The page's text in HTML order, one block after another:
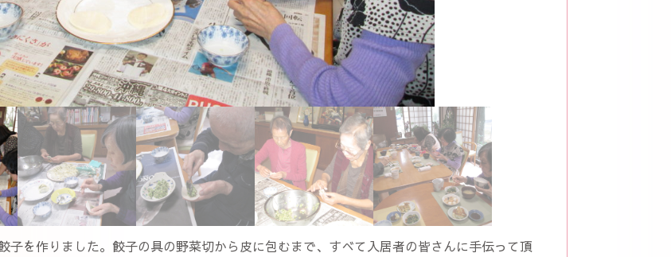
子を作りました。餃子の具の野菜切から皮に包むまで、すべて入居者の皆さんに手伝って頂